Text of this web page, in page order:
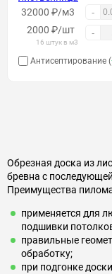
32000 ₽/м3 -
2000 ₽/шт
16 штук в м3
-
Антисептирование (
Обрезная доска из
бревна с
Преимущества
применяется для
подшивки
правильные
обработку;
при подгонке